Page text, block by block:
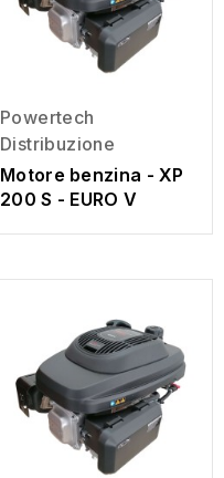
Powertech
Distribuzione
Motore benzina - XP
200 S - EURO V